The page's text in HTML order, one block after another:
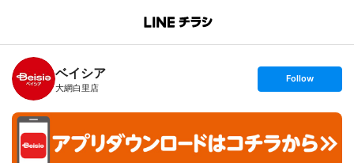
B
n
c
h
T
ベイシア
大網白里店
s
t
o
o
w
Follow